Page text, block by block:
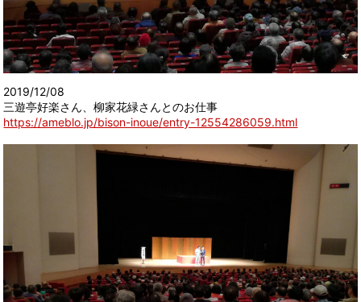
2019/12/08
三遊亭好楽さん、柳家花緑さんとのお仕事
https://ameblo.jp/bison-inoue/entry-12554286059.html